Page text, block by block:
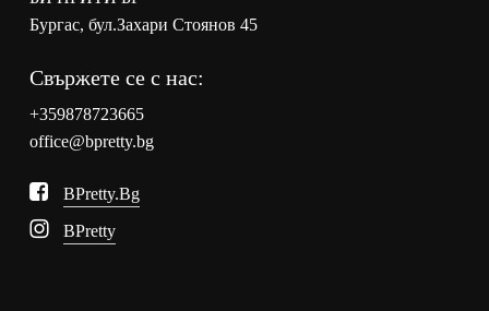
Бургас, бул.Захари Стоянов 45
Свържете се с нас:
+359878723665
office@bpretty.bg
BPretty.bg
BPretty